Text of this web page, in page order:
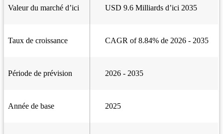
Valeur du marché d’ici USD 9.6 Milliards d’ici 2035
Taux de croissance CAGR of 8.84% de 2026 - 2035
Période de prévision 2026 - 2035
Année de base 2025